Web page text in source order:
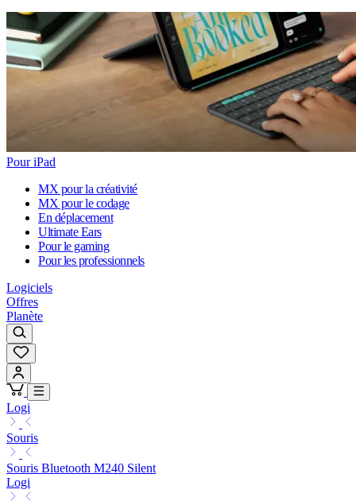
Pour iPad
MX pour la créativité
MX pour le codage
En déplacement
Ultimate Ears
Pour le gaming
Pour les professionnels
Logiciels
Offres
Planète
Logi
Souris
Souris Bluetooth M240 Silent
Logi